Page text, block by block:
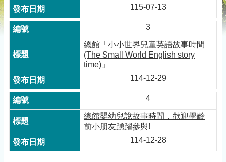
115-07-13
3
總館「小小世界兒童英語故事時間
(The Small World English story
time)」
114-12-29
4
總館嬰幼兒說故事時間，歡迎學齡
前小朋友踴躍參與!
114-12-28